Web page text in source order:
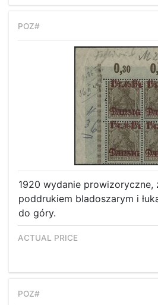
1920 wydanie prowizoryczne,
poddrukiem bladoszarym i
do góry.